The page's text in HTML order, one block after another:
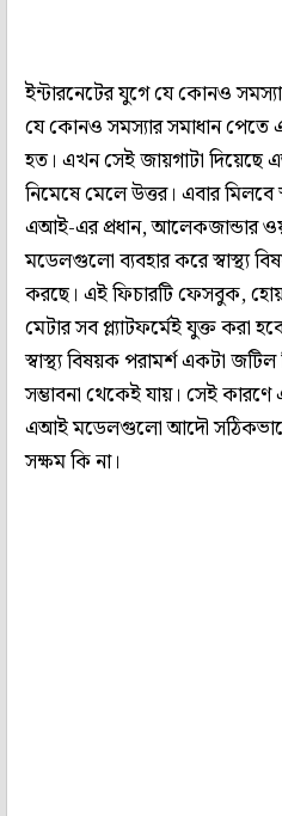
ইন্টারনেটের যুগে যে কোনও
যে কোনও সমস্যার সমাধান পেতে
হত। এখন সেই জায়গাটা
নিমেষে মেলে উত্তর। এবার মিলবে
এআই-এর প্রধান, আলেকজান্ডার
মডেলগুলো ব্যবহার করে স্বাস্থ্য
করছে। এই ফিচারটি ফেসবুক,
মেটার সব প্ল্যাটফর্মেই যুক্ত করা
স্বাস্থ্য বিষয়ক পরামর্শ একটা
সম্ভাবনা থেকেই যায়। সেই কারণে
এআই মডেলগুলো আদৌ সঠিকভাবে
সক্ষম কি না।